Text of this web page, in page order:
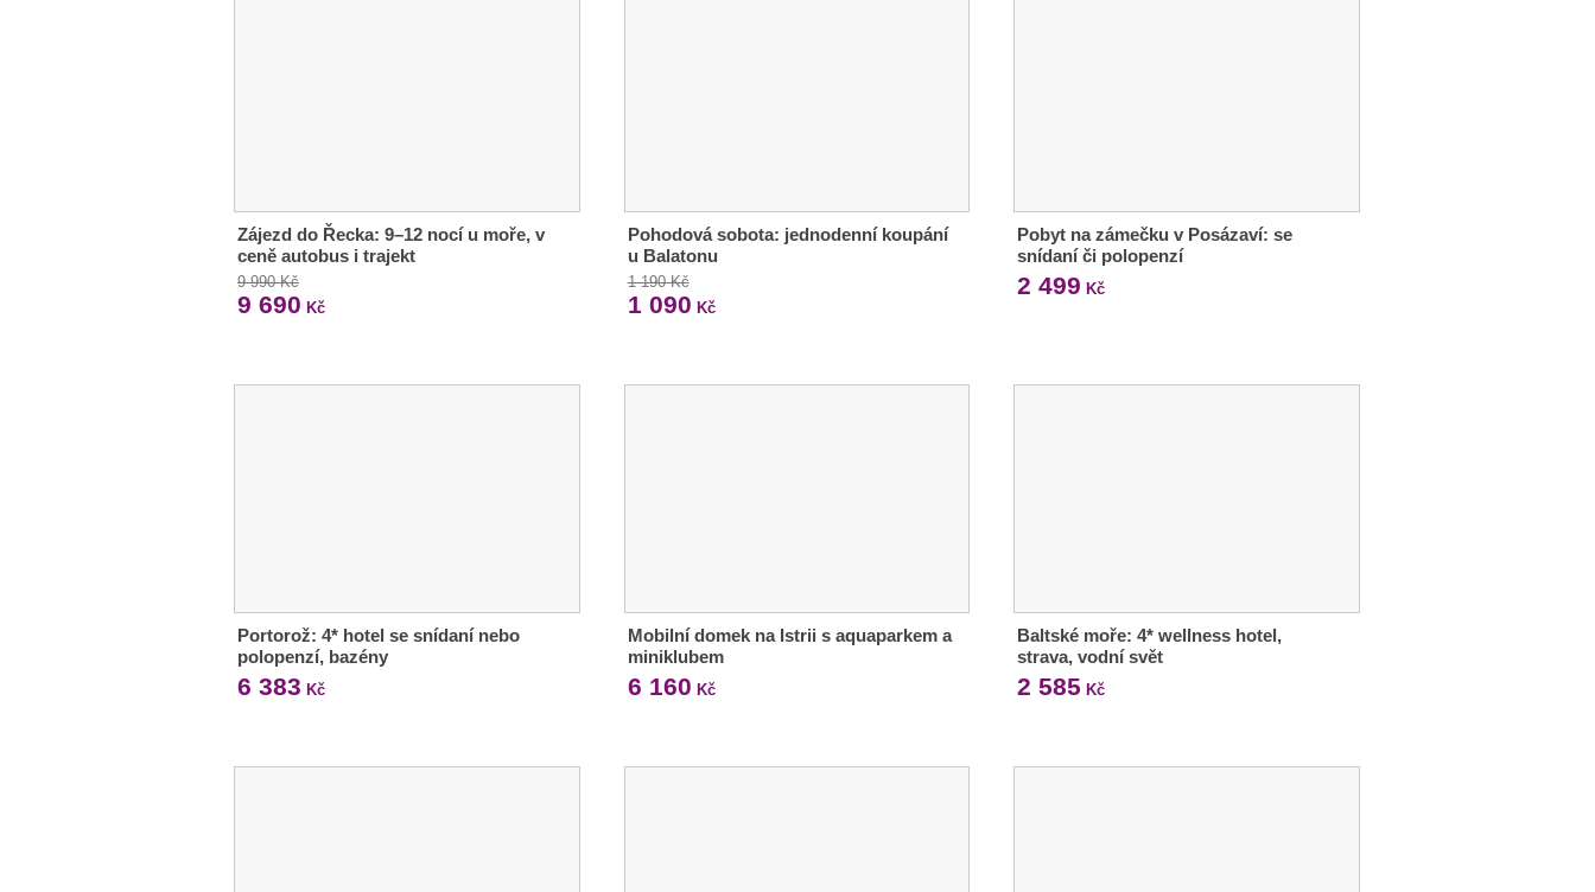
Zájezd do Řecka: 9–12 nocí u moře, v
ceně autobus i trajekt
9 990 Kč
9 690 Kč
Pohodová sobota: jednodenní koupání
u Balatonu
1 190 Kč
1 090 Kč
Pobyt na zámečku v Posázaví: se
snídaní či polopenzí
2 499 Kč
Portorož: 4* hotel se snídaní nebo
polopenzí, bazény
6 383 Kč
Mobilní domek na Istrii s aquaparkem a
miniklubem
6 160 Kč
Baltské moře: 4* wellness hotel,
strava, vodní svět
2 585 Kč